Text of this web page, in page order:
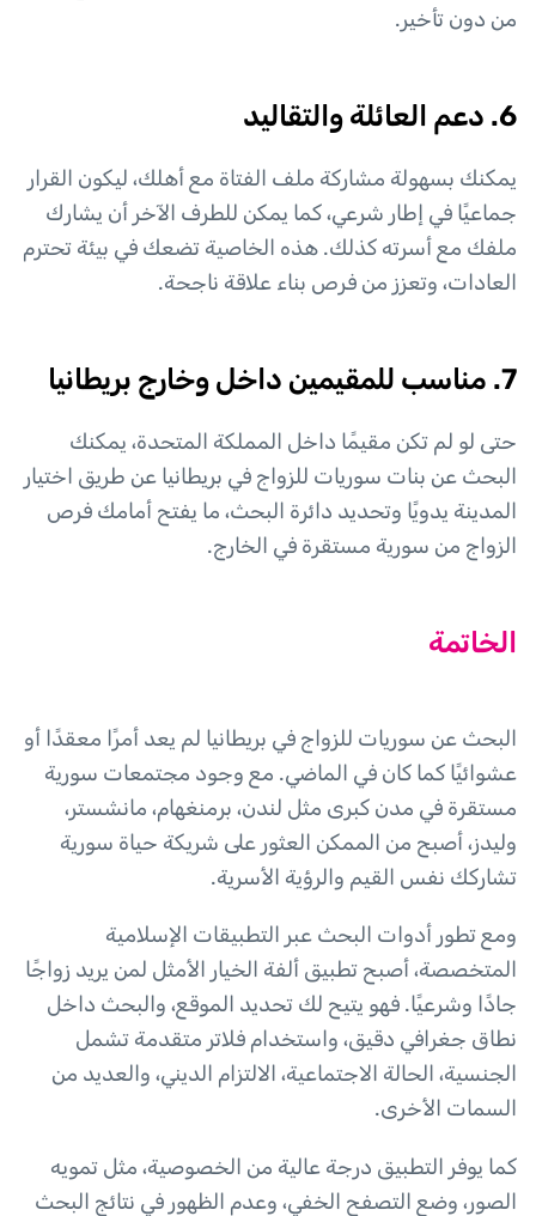
من دون تأخير.
6. دعم العائلة والتقاليد
يمكنك بسهولة مشاركة ملف الفتاة مع أهلك، ليكون القرار
جماعيًا في إطار شرعي، كما يمكن للطرف الآخر أن يشارك
ملفك مع أسرته كذلك. هذه الخاصية تضعك في بيئة تحترم
العادات، وتعزز من فرص بناء علاقة ناجحة.
7. مناسب للمقيمين داخل وخارج بريطانيا
حتى لو لم تكن مقيمًا داخل المملكة المتحدة، يمكنك
البحث عن بنات سوريات للزواج في بريطانيا عن طريق اختيار
المدينة يدويًا وتحديد دائرة البحث، ما يفتح أمامك فرص
الزواج من سورية مستقرة في الخارج.
الخاتمة
البحث عن سوريات للزواج في بريطانيا لم يعد أمرًا معقدًا أو
عشوائيًا كما كان في الماضي. مع وجود مجتمعات سورية
مستقرة في مدن كبرى مثل لندن، برمنغهام، مانشستر،
وليدز، أصبح من الممكن العثور على شريكة حياة سورية
تشاركك نفس القيم والرؤية الأسرية.
ومع تطور أدوات البحث عبر التطبيقات الإسلامية
المتخصصة، أصبح تطبيق ألفة الخيار الأمثل لمن يريد زواجًا
جادًا وشرعيًا. فهو يتيح لك تحديد الموقع، والبحث داخل
نطاق جغرافي دقيق، واستخدام فلاتر متقدمة تشمل
الجنسية، الحالة الاجتماعية، الالتزام الديني، والعديد من
السمات الأخرى.
كما يوفر التطبيق درجة عالية من الخصوصية، مثل تمويه
الصور، وضع التصفح الخفي، وعدم الظهور في نتائج البحث